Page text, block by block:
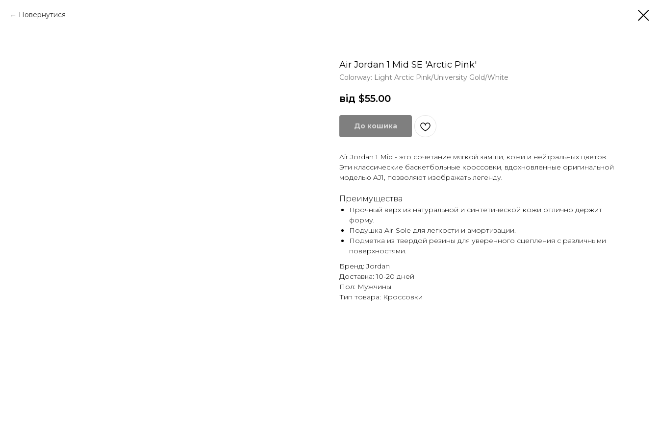
Повернутися
Air Jordan 1 Mid SE 'Arctic Pink'
Colorway: Light Arctic Pink/University Gold/White
від $55.00
До кошика
Air Jordan 1 Mid - это сочетание мягкой замши, кожи и нейтральных цветов.
Эти классические баскетбольные кроссовки, вдохновленные оригинальной
моделью AJ1, позволяют изображать легенду.
Преимущества
Прочный верх из натуральной и синтетической кожи отлично держит
форму.
Подушка Air-Sole для легкости и амортизации.
Подметка из твердой резины для уверенного сцепления с различными
поверхностями.
Бренд: Jordan
Доставка: 10-20 дней
Пол: Мужчины
Тип товара: Кроссовки